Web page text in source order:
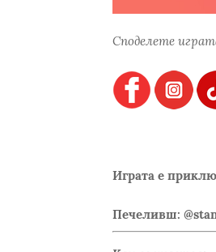
Споделете
Играта е
Печеливш: